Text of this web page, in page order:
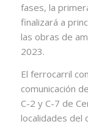
fases, la
finalizará a
las obras de
2023.
El ferrocarril
comunicación
C-2 y C-7 de
localidades del